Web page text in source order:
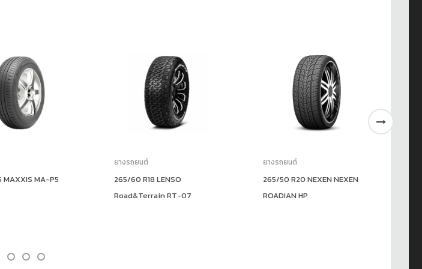
MAXXIS MA-P5
ยางรถยนต์
265/60 R18 LENSO
Road&Terrain RT-07
ยางรถยนต์
265/50 R20 NEXEN NEXEN
ROADIAN HP